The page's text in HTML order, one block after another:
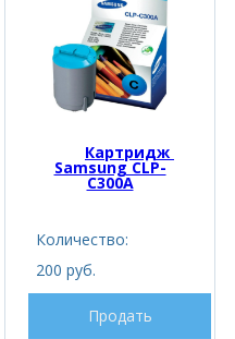
Картридж
Samsung CLP-
C300A
Количество:
200 руб.
Продать